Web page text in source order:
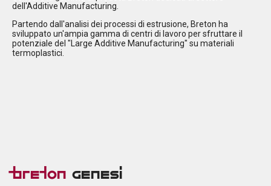
dell'Additive Manufacturing.
Partendo dall'analisi dei processi di estrusione, Breton ha
sviluppato un'ampia gamma di centri di lavoro per sfruttare il
potenziale del "Large Additive Manufacturing" su materiali
termoplastici.
Breton Genesi